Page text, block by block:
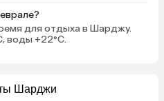
для отдыха в Шарджу.
воды +22°C.
Шарджи